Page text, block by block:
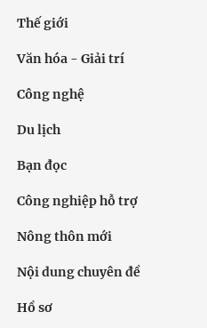
Thế giới
Văn hóa - Giải trí
Công nghệ
Du lịch
Bạn đọc
Công nghiệp hỗ trợ
Nông thôn mới
Nội dung chuyên đề
Hồ sơ